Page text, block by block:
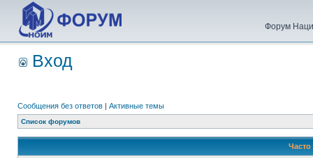
Форум
Вход
Сообщения без ответов | Активные темы
Список форумов